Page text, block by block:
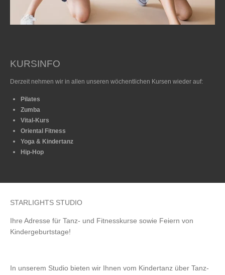
KURSINFO
Derzeit nehmen wir in allen unseren wöchentlichen Kursen wieder auf:
Pilates
Zumba
Vital-Kurs
Oriental Fitness
Yoga & Kindertanz
Hip-Hop
STARLIGHTS STUDIO
Ihre Adresse für Tanz- und Fitnesskurse sowie Feiern von
Kindergeburtstage!
In unserem Studio bieten wir Ihnen vom Kindertanz über Tanz-